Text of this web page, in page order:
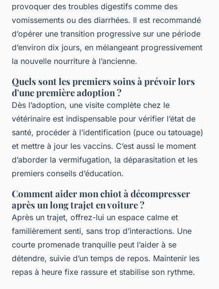
provoquer des troubles digestifs comme des
vomissements ou des diarrhées. Il est recommandé
d’opérer une transition progressive sur une période
d’environ dix jours, en mélangeant progressivement
la nouvelle nourriture à l’ancienne.
Quels sont les premiers soins à prévoir lors
d'une première adoption ?
Dès l’adoption, une visite complète chez le
vétérinaire est indispensable pour vérifier l’état de
santé, procéder à l’identification (puce ou tatouage)
et mettre à jour les vaccins. C’est aussi le moment
d’aborder la vermifugation, la déparasitation et les
premiers conseils d’éducation.
Comment aider mon chiot à décompresser
après un long trajet en voiture ?
Après un trajet, offrez-lui un espace calme et
familièrement senti, sans trop d’interactions. Une
courte promenade tranquille peut l’aider à se
détendre, suivie d’un temps de repos. Maintenir les
repas à heure fixe rassure et stabilise son rythme.